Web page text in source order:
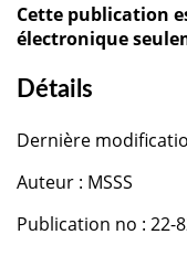
Cette publication
électronique
Détails
Dernière
Auteur : MSSS
Publication no : 22-